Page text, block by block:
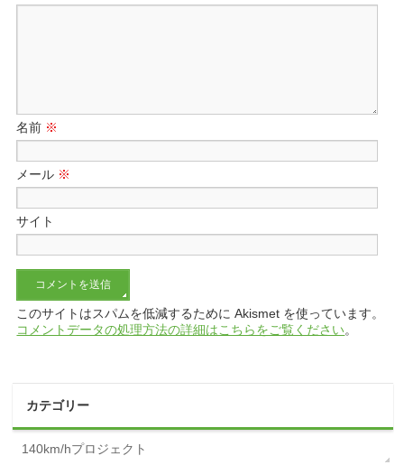
名前 ※
メール ※
サイト
このサイトはスパムを低減するために Akismet を使っています。
コメントデータの処理方法の詳細はこちらをご覧ください。
カテゴリー
140km/hプロジェクト